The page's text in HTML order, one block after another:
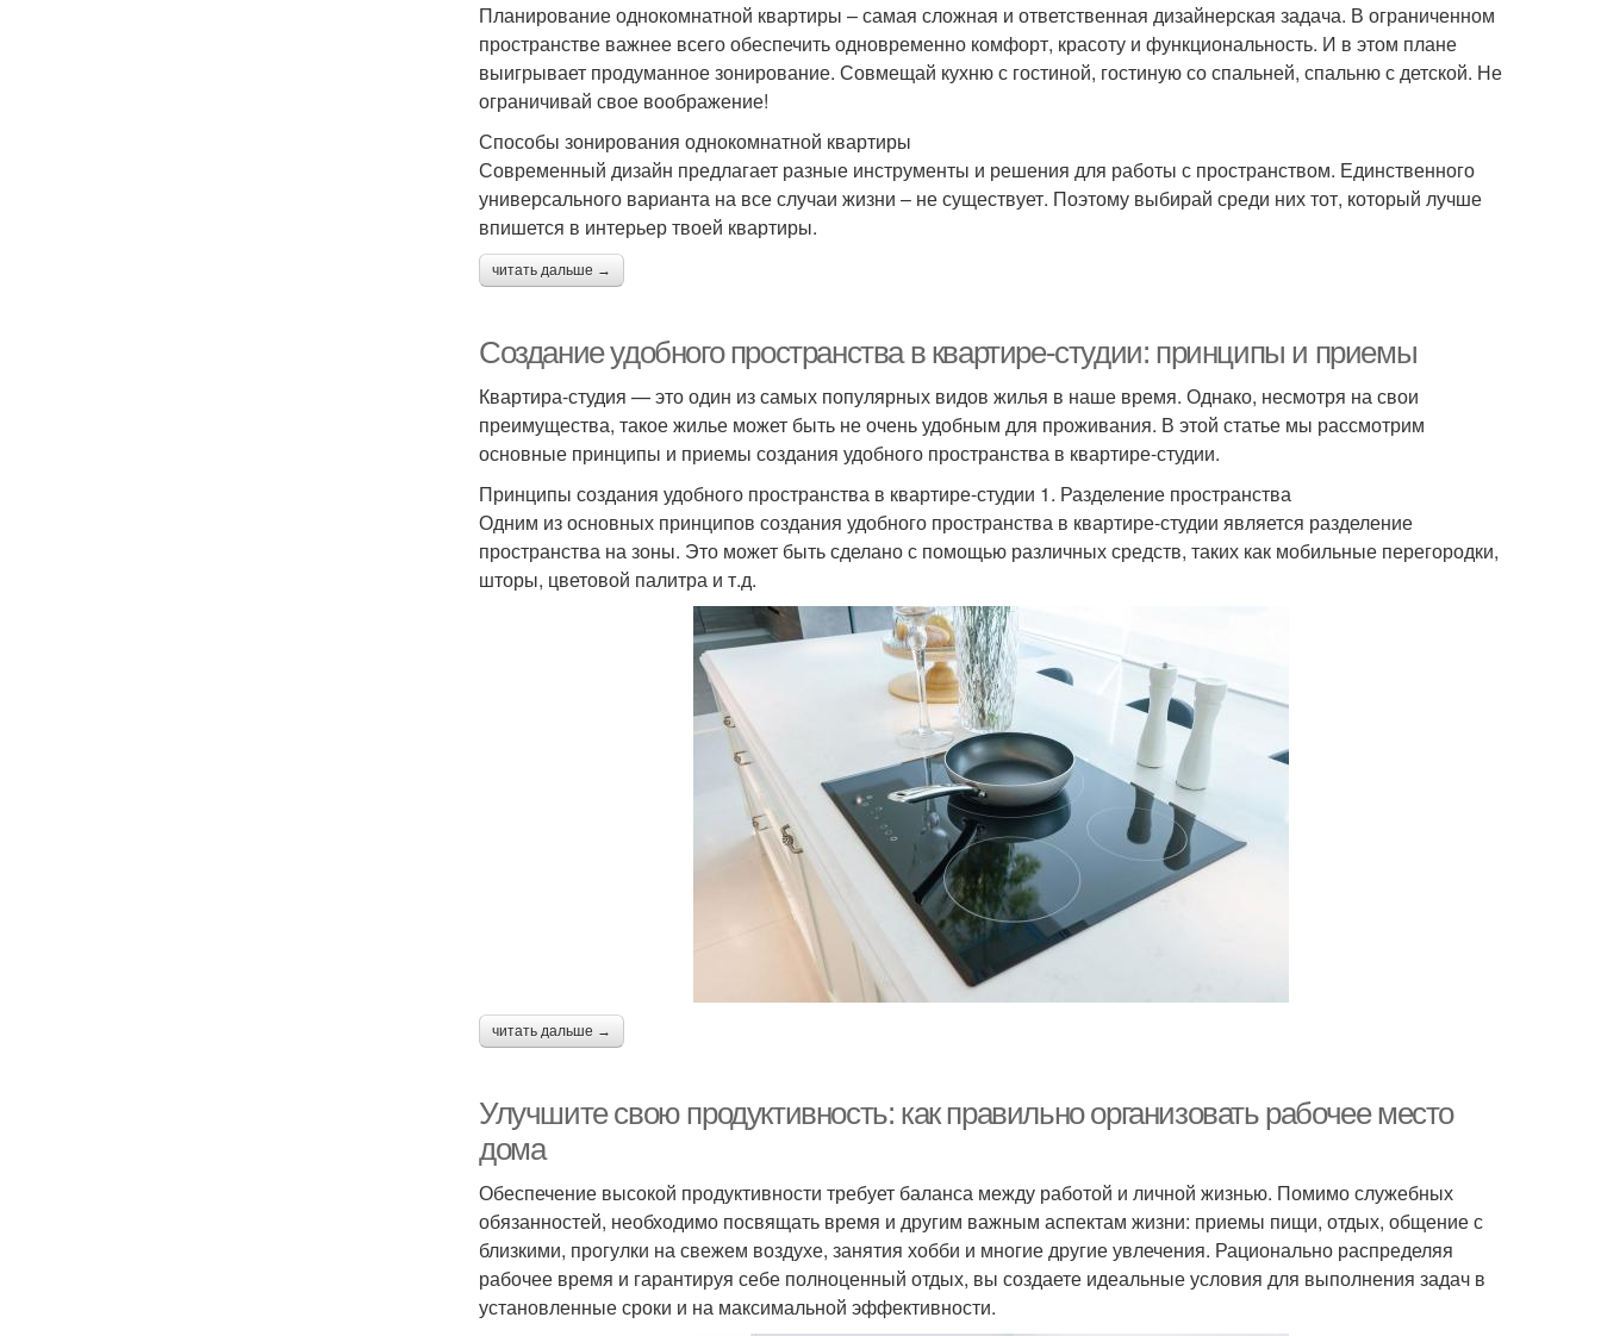
Планирование однокомнатной квартиры – самая сложная и ответственная дизайнерская задача. В ограниченном
пространстве важнее всего обеспечить одновременно комфорт, красоту и функциональность. И в этом плане
выигрывает продуманное зонирование. Совмещай кухню с гостиной, гостиную со спальней, спальню с детской. Не
ограничивай свое воображение!
Способы зонирования однокомнатной квартиры
Современный дизайн предлагает разные инструменты и решения для работы с пространством. Единственного
универсального варианта на все случаи жизни – не существует. Поэтому выбирай среди них тот, который лучше
впишется в интерьер твоей квартиры.
читать дальше →
Создание удобного пространства в квартире-студии: принципы и приемы
Квартира-студия — это один из самых популярных видов жилья в наше время. Однако, несмотря на свои
преимущества, такое жилье может быть не очень удобным для проживания. В этой статье мы рассмотрим
основные принципы и приемы создания удобного пространства в квартире-студии.
Принципы создания удобного пространства в квартире-студии 1. Разделение пространства
Одним из основных принципов создания удобного пространства в квартире-студии является разделение
пространства на зоны. Это может быть сделано с помощью различных средств, таких как мобильные перегородки,
шторы, цветовой палитра и т.д.
читать дальше →
Улучшите свою продуктивность: как правильно организовать рабочее место
дома
Обеспечение высокой продуктивности требует баланса между работой и личной жизнью. Помимо служебных
обязанностей, необходимо посвящать время и другим важным аспектам жизни: приемы пищи, отдых, общение с
близкими, прогулки на свежем воздухе, занятия хобби и многие другие увлечения. Рационально распределяя
рабочее время и гарантируя себе полноценный отдых, вы создаете идеальные условия для выполнения задач в
установленные сроки и на максимальной эффективности.